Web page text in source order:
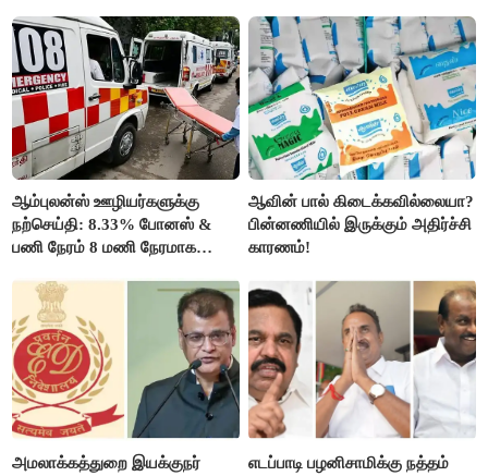
வெட்டி சாய்ப்பு..!
ஆம்புலன்ஸ் ஊழியர்களுக்கு
நற்செய்தி: 8.33% போனஸ் &
பணி நேரம் 8 மணி நேரமாக
ஆவின் பால் கிடைக்கவில்லையா?
பின்னணியில் இருக்கும் அதிர்ச்சி
காரணம்!
அமலாக்கத்துறை இயக்குநர்
எடப்பாடி பழனிசாமிக்கு நத்தம்